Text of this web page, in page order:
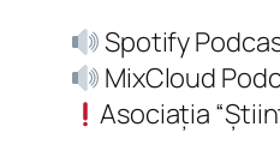
Spotify
MixCloud
Asociația